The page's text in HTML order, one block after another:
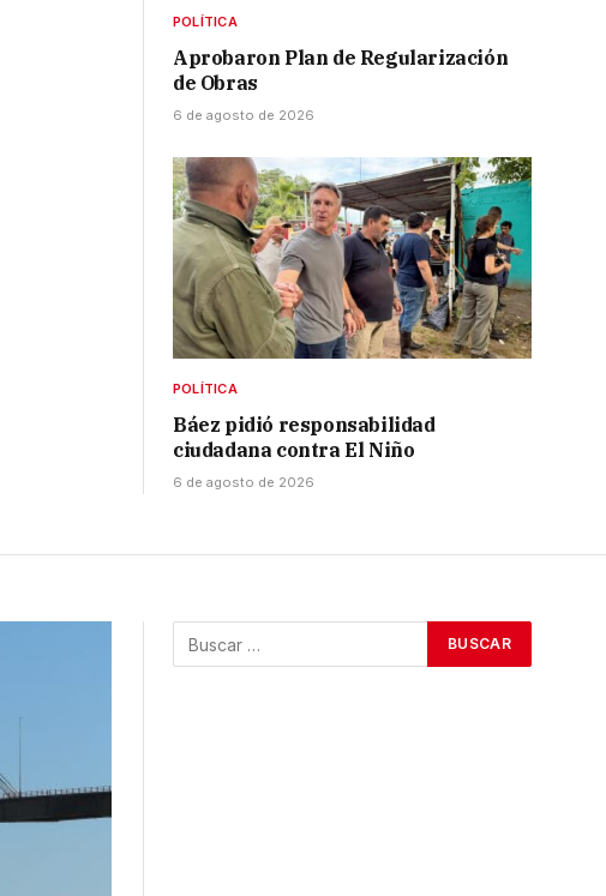
POLÍTICA
Aprobaron Plan de Regularización
de Obras
6 de agosto de 2026
POLÍTICA
Báez pidió responsabilidad
ciudadana contra El Niño
6 de agosto de 2026